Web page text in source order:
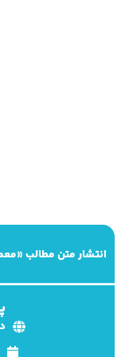
انتشار متن مطالب